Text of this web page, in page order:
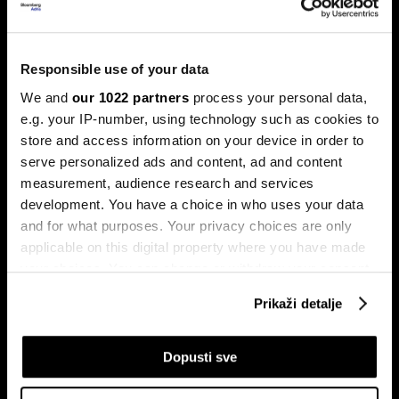
Responsible use of your data
We and our 1022 partners process your personal data,
e.g. your IP-number, using technology such as cookies to
store and access information on your device in order to
serve personalized ads and content, ad and content
measurement, audience research and services
development. You have a choice in who uses your data
and for what purposes. Your privacy choices are only
applicable on this digital property where you have made
your choices. You can change or withdraw your consent
If you allow, we would also like to:
Collect information about your geographical
Prikaži detalje
Dopusti sve
izvan fudbala – od nekretnina do
Birkin torbi
Za Erlinga Haalanda pravi izazovi neće se završiti
posljednjim sudijskim zviždukom 19. jula.
Tko najviše profitira od
američku ekonomiju